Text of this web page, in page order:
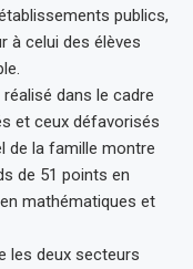
publics,
à celui des élèves
dans le cadre
et ceux défavorisés
de la famille montre
de 51 points en
mathématiques et
les deux secteurs